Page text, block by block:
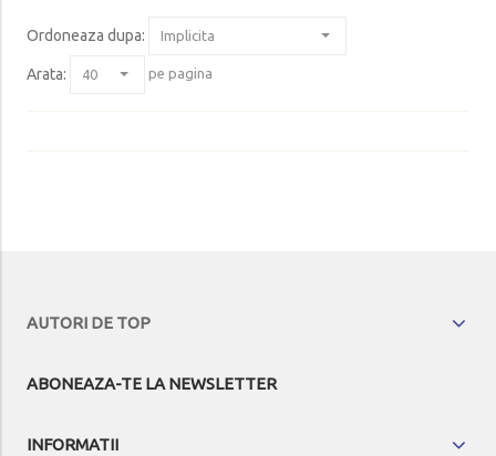
Ordoneaza dupa:
Arata: pe pagina
AUTORI DE TOP
ABONEAZA-TE LA NEWSLETTER
INFORMATII